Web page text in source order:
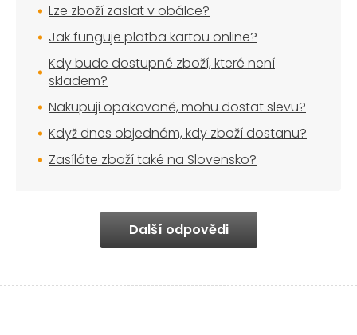
Lze zboží zaslat v obálce?
Jak funguje platba kartou online?
Kdy bude dostupné zboží, které není
skladem?
Nakupuji opakovaně, mohu dostat slevu?
Když dnes objednám, kdy zboží dostanu?
Zasíláte zboží také na Slovensko?
Další odpovědi